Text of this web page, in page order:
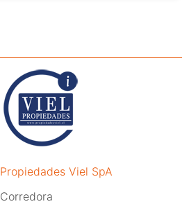
Propiedades Viel SpA
Corredora